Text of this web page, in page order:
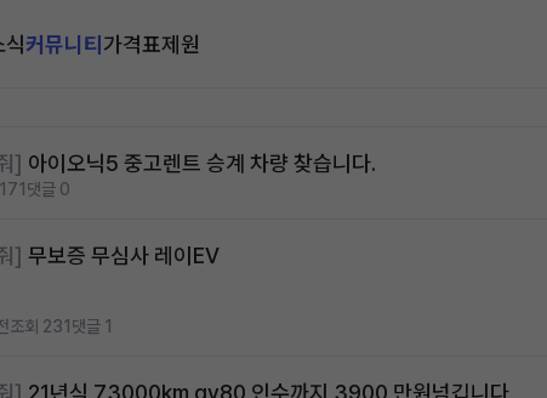
식커뮤니티가격표제원
] 아이오닉5 중고렌트 승계 차량 찾습니다.
댓글 0
] 무보증 무심사 레이EV
조회 231 댓글 1
] 21년식 73000km gv80 인수까지 3900 만원넘깁니다